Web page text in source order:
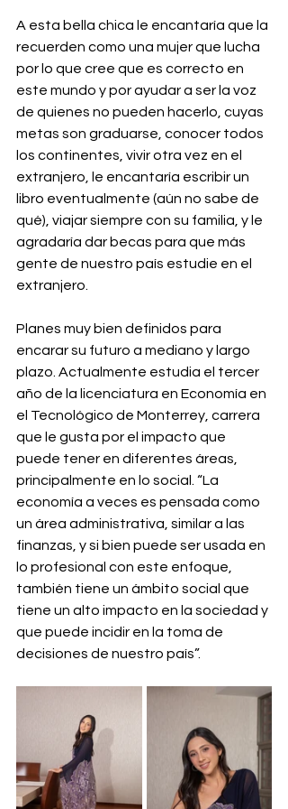
A esta bella chica le encantaría que la
recuerden como una mujer que lucha
por lo que cree que es correcto en
este mundo y por ayudar a ser la voz
de quienes no pueden hacerlo, cuyas
metas son graduarse, conocer todos
los continentes, vivir otra vez en el
extranjero, le encantaría escribir un
libro eventualmente (aún no sabe de
qué), viajar siempre con su familia, y le
agradaría dar becas para que más
gente de nuestro país estudie en el
extranjero.
Planes muy bien definidos para
encarar su futuro a mediano y largo
plazo. Actualmente estudia el tercer
año de la licenciatura en Economía en
el Tecnológico de Monterrey, carrera
que le gusta por el impacto que
puede tener en diferentes áreas,
principalmente en lo social. “La
economía a veces es pensada como
un área administrativa, similar a las
finanzas, y si bien puede ser usada en
lo profesional con este enfoque,
también tiene un ámbito social que
tiene un alto impacto en la sociedad y
que puede incidir en la toma de
decisiones de nuestro país”.